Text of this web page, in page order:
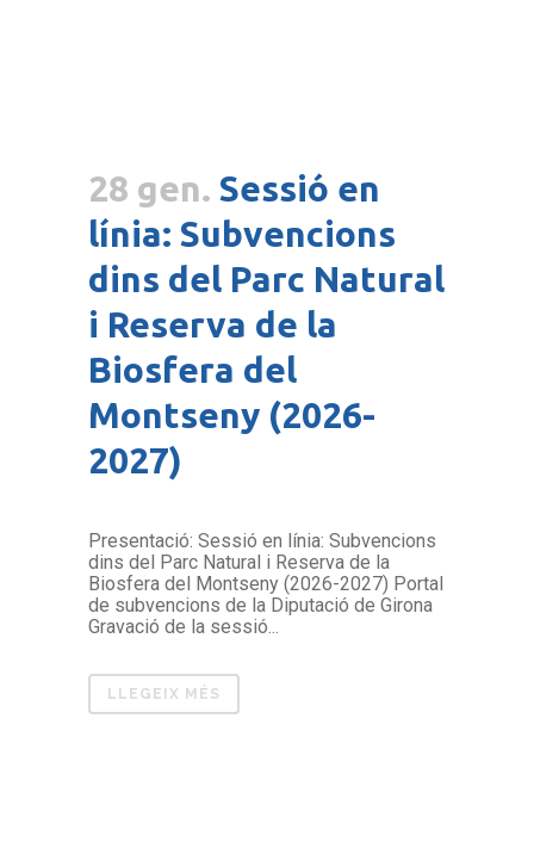
28 gen. Sessió en
línia: Subvencions
dins del Parc Natural
i Reserva de la
Biosfera del
Montseny (2026-
2027)
Presentació: Sessió en línia: Subvencions
dins del Parc Natural i Reserva de la
Biosfera del Montseny (2026-2027) Portal
de subvencions de la Diputació de Girona
Gravació de la sessió...
LLEGEIX MÉS